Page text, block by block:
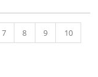
7 8 9
10